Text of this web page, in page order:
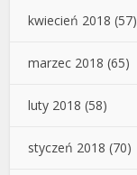
kwiecień 2018 (57)
marzec 2018 (65)
luty 2018 (58)
styczeń 2018 (70)